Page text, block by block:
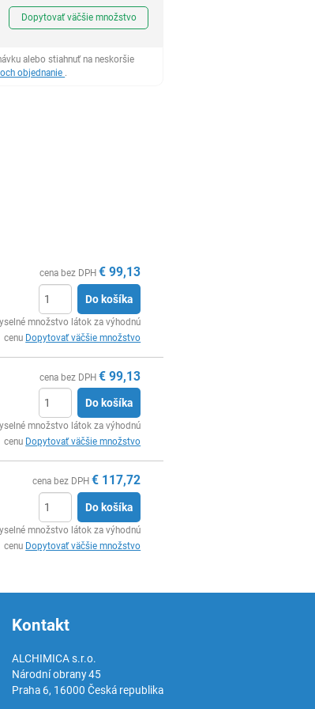
Dopytovať väčšie množstvo
alebo stiahnuť na neskoršie
objednanie .
cena bez DPH € 99,13
Do košíka
množstvo látok za výhodnú
cenu Dopytovať väčšie množstvo
cena bez DPH € 99,13
Do košíka
množstvo látok za výhodnú
cenu Dopytovať väčšie množstvo
cena bez DPH € 117,72
Do košíka
množstvo látok za výhodnú
cenu Dopytovať väčšie množstvo
Kontakt
ALCHIMICA s.r.o.
Národní obrany 45
Praha 6, 16000 Česká republika